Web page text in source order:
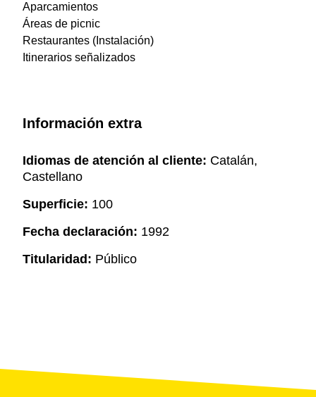
Aparcamientos
Áreas de picnic
Restaurantes (Instalación)
Itinerarios señalizados
Información extra
Idiomas de atención al cliente: Catalán,
Castellano
Superficie: 100
Fecha declaración: 1992
Titularidad: Público